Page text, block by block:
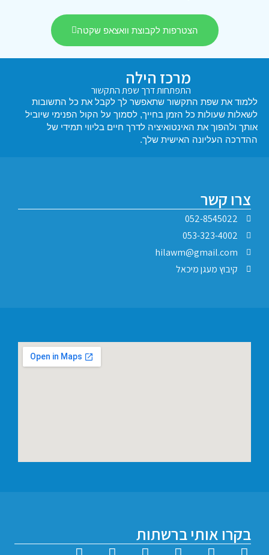
הצטרפות לקבוצת וואצאפ שקטה
מרכז הילה
התפתחות דרך שפת התקשור
שפת התקשור שתאפשר לך לקבל את כל התשובות
כל הזמן בחייך, לסמוך על הקול הפנימי שיוביל
את האינטואיציה לדרך חיים בליווי תמידי של
האישית שלך.
052-
053-323-
מעגן מיכאל
אותי ברשתות